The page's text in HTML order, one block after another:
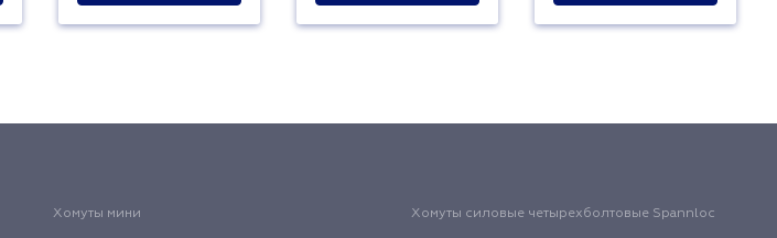
Хомуты мини Хомуты силовые четырехболтовые Spannloc